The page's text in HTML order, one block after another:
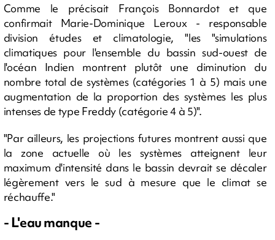
Comme le précisait François Bonnardot et que
confirmait Marie-Dominique Leroux - responsable
division études et climatologie, "les "simulations
climatiques pour l'ensemble du bassin sud-ouest de
l'océan Indien montrent plutôt une diminution du
nombre total de systèmes (catégories 1 à 5) mais une
augmentation de la proportion des systèmes les plus
intenses de type Freddy (catégorie 4 à 5)".
"Par ailleurs, les projections futures montrent aussi que
la zone actuelle où les systèmes atteignent leur
maximum d'intensité dans le bassin devrait se décaler
légèrement vers le sud à mesure que le climat se
réchauffe."
- L'eau manque -